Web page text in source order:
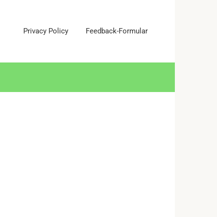
Privacy Policy Feedback-Formular